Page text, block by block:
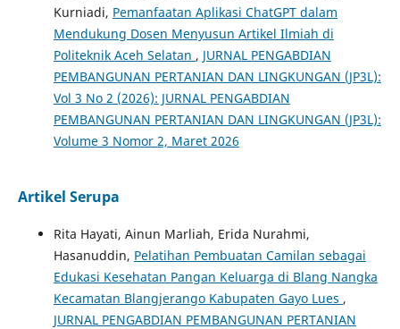
Kurniadi, Pemanfaatan Aplikasi ChatGPT dalam
Mendukung Dosen Menyusun Artikel Ilmiah di
Politeknik Aceh Selatan , JURNAL PENGABDIAN
PEMBANGUNAN PERTANIAN DAN LINGKUNGAN (JP3L):
Vol 3 No 2 (2026): JURNAL PENGABDIAN
PEMBANGUNAN PERTANIAN DAN LINGKUNGAN (JP3L):
Volume 3 Nomor 2, Maret 2026
Artikel Serupa
Rita Hayati, Ainun Marliah, Erida Nurahmi,
Hasanuddin, Pelatihan Pembuatan Camilan sebagai
Edukasi Kesehatan Pangan Keluarga di Blang Nangka
Kecamatan Blangjerango Kabupaten Gayo Lues ,
JURNAL PENGABDIAN PEMBANGUNAN PERTANIAN